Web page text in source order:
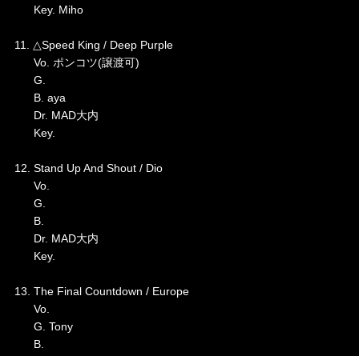
Key. Miho
11. △Speed King / Deep Purple
Vo. ポンコツ(譲渡可)
G.
B. aya
Dr. MAD大内
Key.
12. Stand Up And Shout / Dio
Vo.
G.
B.
Dr. MAD大内
Key.
13. The Final Countdown / Europe
Vo.
G. Tony
B.